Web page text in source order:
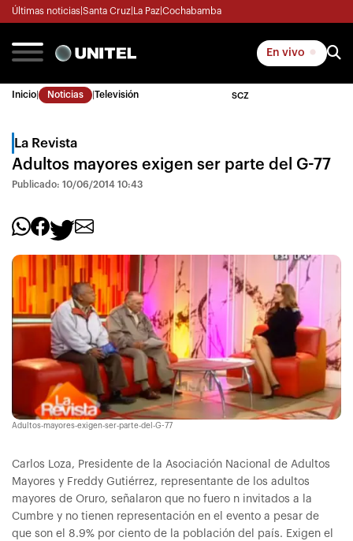
Últimas noticias Santa Cruz La Paz Cochabamba
En vivo
Inicio Noticias Televisión SCZ
La Revista
Adultos mayores exigen ser parte del G-77
Publicado: 10/06/2014 10:43
Adultos-mayores-exigen-ser-parte-del-G-77
Carlos Loza, Presidente de la Asociación Nacional de Adultos
Mayores y Freddy Gutiérrez, representante de los adultos
mayores de Oruro, señalaron que no fuero n invitados a la
Cumbre y no tienen representación en el evento a pesar de
que son el 8.9% por ciento de la población del país. Exigen el